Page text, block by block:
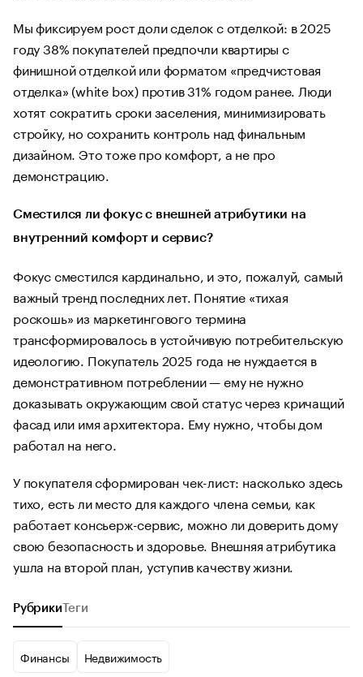
Мы фиксируем рост доли сделок с отделкой: в 2025
году 38% покупателей предпочли квартиры с
финишной отделкой или форматом «предчистовая
отделка» (white box) против 31% годом ранее. Люди
хотят сократить сроки заселения, минимизировать
стройку, но сохранить контроль над финальным
дизайном. Это тоже про комфорт, а не про
демонстрацию.
Сместился ли фокус с внешней атрибутики на
внутренний комфорт и сервис?
Фокус сместился кардинально, и это, пожалуй, самый
важный тренд последних лет. Понятие «тихая
роскошь» из маркетингового термина
трансформировалось в устойчивую потребительскую
идеологию. Покупатель 2025 года не нуждается в
демонстративном потреблении — ему не нужно
доказывать окружающим свой статус через кричащий
фасад или имя архитектора. Ему нужно, чтобы дом
работал на него.
У покупателя сформирован чек-лист: насколько здесь
тихо, есть ли место для каждого члена семьи, как
работает консьерж-сервис, можно ли доверить дому
свою безопасность и здоровье. Внешняя атрибутика
ушла на второй план, уступив качеству жизни.
Рубрики Теги
Финансы Недвижимость